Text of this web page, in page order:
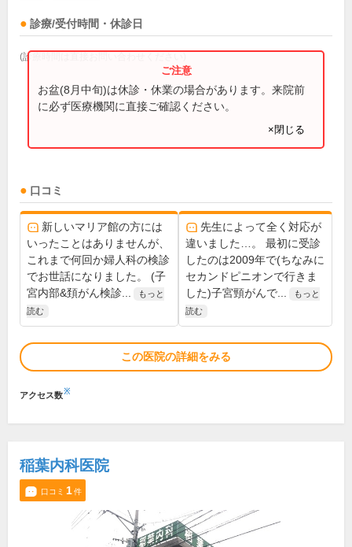
診療/受付時間・休診日
(診療時間は直接お問い合わせください)
お盆(8月中旬)は休診・休業の場合があります。来院前
に必ず医療機関に直接ご確認ください。
×閉じる
口コミ
新しいマリア館の方には
いったことはありませんが、
これまで何回か婦人科の検診
でお世話になりました。 (子
宮内部&頚がん検診...
もっと
読む
先生によって全く対応が
違いました…。 最初に受診
したのは2009年で(ちなみに
セカンドピニオンで行きま
した)子宮頸がんで...
もっと
読む
この医院の詳細をみる
アクセス数※
稲葉内科医院
口コミ 1件